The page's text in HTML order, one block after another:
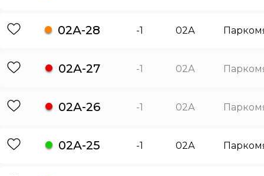
02А-28 -1 02А
02А-27 -1 02А
02А-26 -1 02А
02А-25 -1 02А